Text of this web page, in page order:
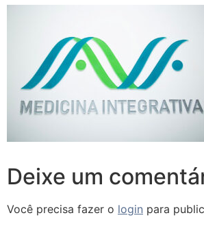
Deixe um
Você precisa fazer o login para